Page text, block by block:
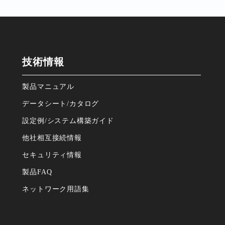
技術情報
製品マニュアル
データシート/カタログ
設定例/システム構築ガイド
他社相互接続情報
セキュリティ情報
製品FAQ
ネットワーク⽤語集